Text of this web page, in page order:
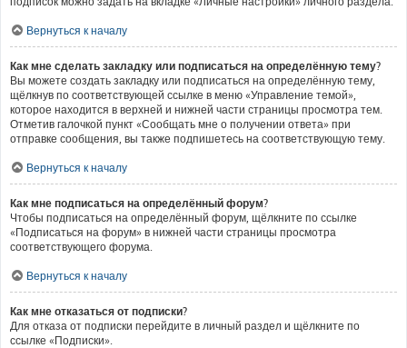
Вернуться к началу
Как мне сделать закладку или подписаться на определённую тему?
Вы можете создать закладку или подписаться на определённую тему,
щёлкнув по соответствующей ссылке в меню «Управление темой»,
которое находится в верхней и нижней части страницы просмотра тем.
Отметив галочкой пункт «Сообщать мне о получении ответа» при
отправке сообщения, вы также подпишетесь на соответствующую тему.
Вернуться к началу
Как мне подписаться на определённый форум?
Чтобы подписаться на определённый форум, щёлкните по ссылке
«Подписаться на форум» в нижней части страницы просмотра
соответствующего форума.
Вернуться к началу
Как мне отказаться от подписки?
Для отказа от подписки перейдите в личный раздел и щёлкните по
ссылке «Подписки».